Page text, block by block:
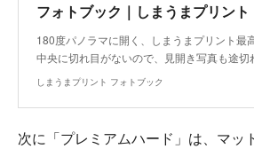
180度パノラマに開く、しまうまプリント最
中央に切れ目がないので、見開き写真も途
しまうまプリント フォトブック
次に「プレミアムハード」は、マッ